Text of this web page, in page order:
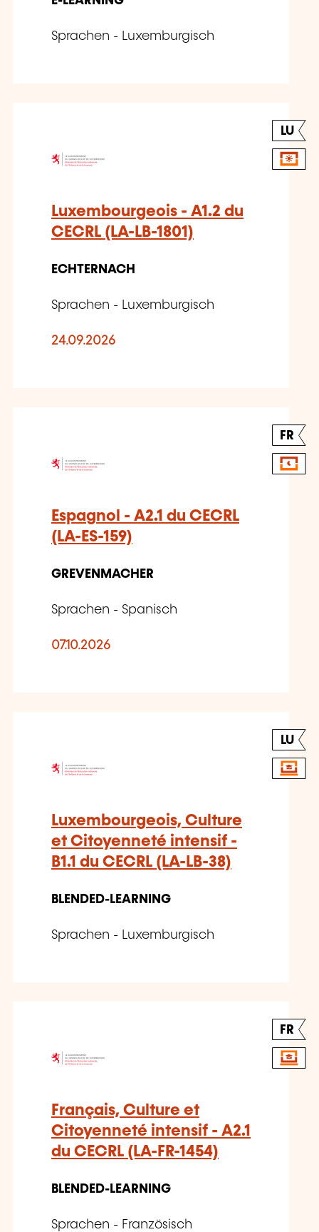
Sprachen - Luxemburgisch
LU
Luxembourgeois - A1.2 du
CECRL (LA-LB-1801)
ECHTERNACH
Sprachen - Luxemburgisch
24.09.2026
FR
Espagnol - A2.1 du CECRL
(LA-ES-159)
GREVENMACHER
Sprachen - Spanisch
07.10.2026
LU
Luxembourgeois, Culture
et Citoyenneté intensif -
B1.1 du CECRL (LA-LB-38)
BLENDED-LEARNING
Sprachen - Luxemburgisch
FR
Français, Culture et
Citoyenneté intensif - A2.1
du CECRL (LA-FR-1454)
BLENDED-LEARNING
Sprachen - Französisch